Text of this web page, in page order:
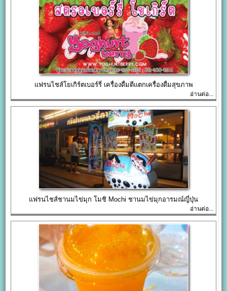
แฟรนไชส์โยเกิร์ตเบอร์รี่ เครื่องดื่มตีแตกเครื่องดื่มสุขภาพ
อ่านต่อ...
แฟรนไชส์ชานมไข่มุก โมชิ Mochi ชานมไข่มุกอารมณ์ญี่ปุ่น
อ่านต่อ...